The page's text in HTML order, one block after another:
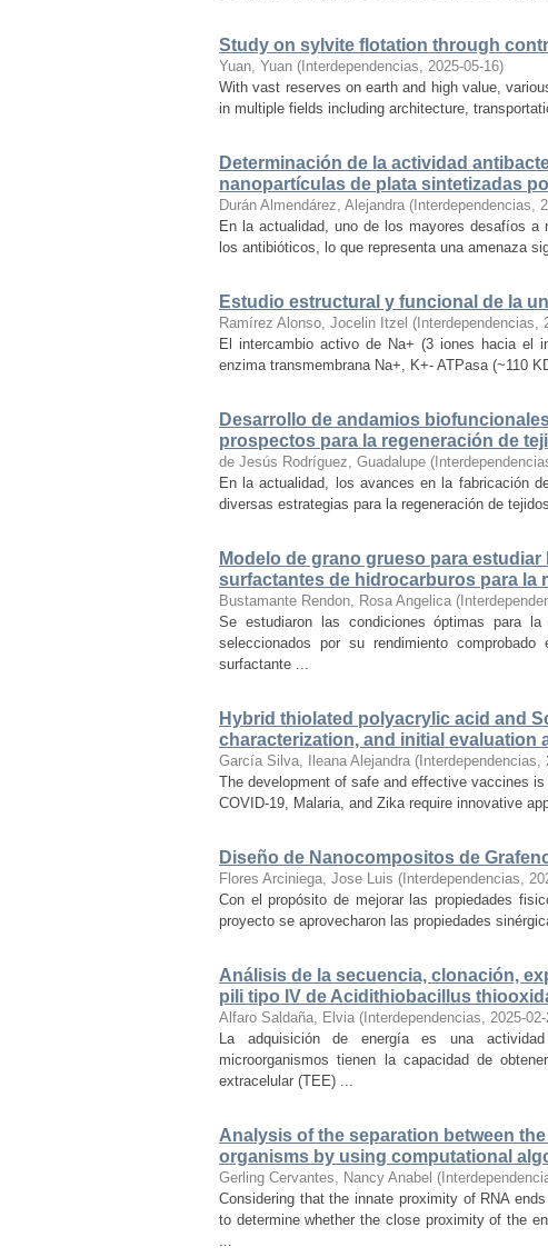
Study on sylvite flotation through
Yuan, Yuan ( Interdependencias, 2025-05-16)
With vast reserves on earth and high value,
in multiple fields including architecture,
Determinación de la actividad
nanopartículas de plata sintetizadas
Durán Almendárez, Alejandra ( Interdependencias,
En la actualidad, uno de los mayores desafíos
los antibióticos, lo que representa una amenaza
Estudio estructural y funcional de la
Ramírez Alonso, Jocelin Itzel ( Interdependencias,
El intercambio activo de Na+ (3 iones hacia el
enzima transmembrana Na+, K+- ATPasa (~110
Desarrollo de andamios
prospectos para la regeneración de
de Jesús Rodríguez, Guadalupe (
En la actualidad, los avances en la fabricación
diversas estrategias para la regeneración de
Modelo de grano grueso para
surfactantes de hidrocarburos para la
Bustamante Rendon, Rosa Angelica (
Se estudiaron las condiciones óptimas para
seleccionados por su rendimiento
surfactante ...
Hybrid thiolated polyacrylic acid and
characterization, and initial evaluation
García Silva, Ileana Alejandra ( Interdependencias,
The development of safe and effective vaccines
COVID-19, Malaria, and Zika require innovative
Diseño de Nanocompositos de
Flores Arciniega, Jose Luis ( Interdependencias,
Con el propósito de mejorar las propiedades
proyecto se aprovecharon las propiedades
Análisis de la secuencia, clonación,
pili tipo IV de Acidithiobacillus
Alfaro Saldaña, Elvia ( Interdependencias, 2025-
La adquisición de energía es una
microorganismos tienen la capacidad de
extracelular (TEE) ...
Analysis of the separation between
organisms by using computational
Gerling Cervantes, Nancy Anabel (
Considering that the innate proximity of RNA
to determine whether the close proximity of the
...